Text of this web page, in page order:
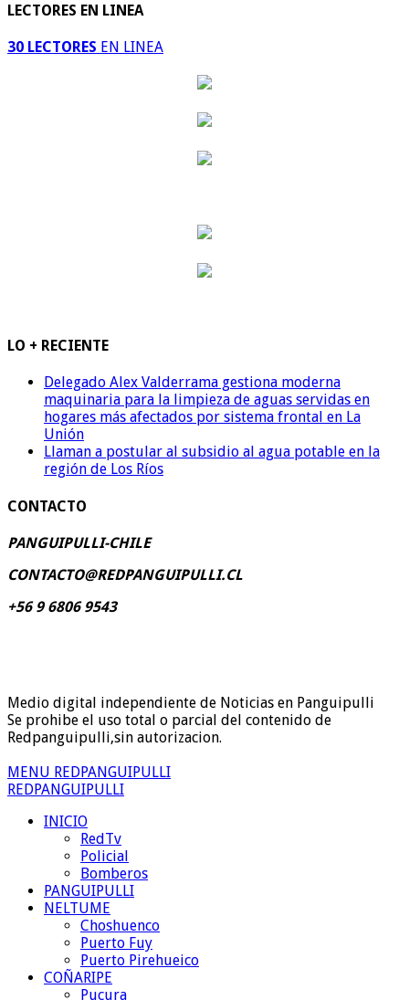
LECTORES EN LINEA
30 LECTORES EN LINEA
LO + RECIENTE
Delegado Alex Valderrama gestiona moderna
maquinaria para la limpieza de aguas servidas en
hogares más afectados por sistema frontal en La
Unión
Llaman a postular al subsidio al agua potable en la
región de Los Ríos
CONTACTO
PANGUIPULLI-CHILE
CONTACTO@REDPANGUIPULLI.CL
+56 9 6806 9543
Medio digital independiente de Noticias en Panguipulli
Se prohibe el uso total o parcial del contenido de
Redpanguipulli,sin autorizacion.
MENU REDPANGUIPULLI
REDPANGUIPULLI
INICIO
RedTv
Policial
Bomberos
PANGUIPULLI
NELTUME
Choshuenco
Puerto Fuy
Puerto Pirehueico
COÑARIPE
Pucura